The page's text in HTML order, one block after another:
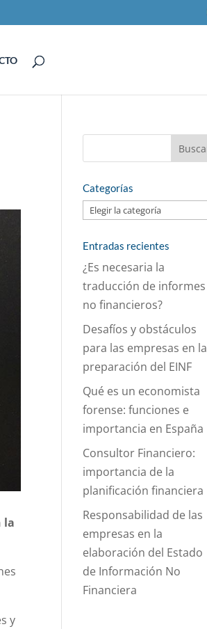
la
y
Categorías
Categorías
Entradas recientes
¿Es necesaria la
traducción de informes
no financieros?
Desafíos y obstáculos
para las empresas en la
preparación del EINF
Qué es un economista
forense: funciones e
importancia en España
Consultor Financiero:
importancia de la
planificación financiera
Responsabilidad de las
empresas en la
elaboración del Estado
de Información No
Financiera